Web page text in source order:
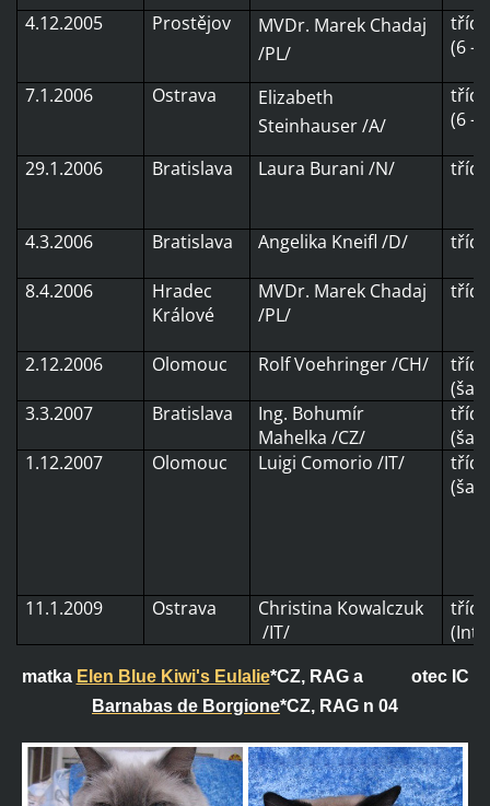
4.12.2005
Prostějov
MVDr. Marek Chadaj
/PL/
(6 -
7.1.2006
Ostrava
Elizabeth
Steinhauser /A/
(6 -
29.1.2006 Bratislava Laura Burani /N/
4.3.2006 Bratislava Angelika Kneifl /D/
8.4.2006
Hradec
Králové
MVDr. Marek Chadaj
/PL/
2.12.2006 Olomouc Rolf Voehringer /CH/
3.3.2007
Bratislava
Ing. Bohumír
Mahelka /CZ/
1.12.2007
Olomouc Luigi Comorio /IT/
11.1.2009 Ostrava
Christina Kowalczuk
/IT/
matka Elen Blue Kiwi's Eulalie*CZ, RAG a otec IC
Barnabas de Borgione*CZ, RAG n 04